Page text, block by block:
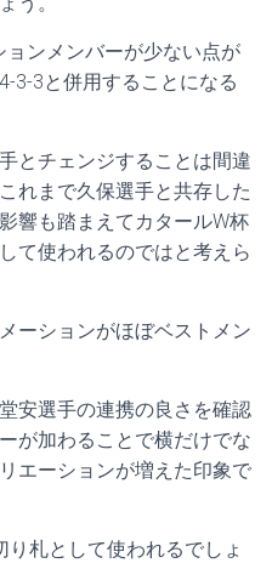
ョンメンバーが少ない点が
3-3と併用することになる
とチェンジすることは間違
れまで久保選手と共存した
響も踏まえてカタールW杯
て使われるのではと考えら
ーションがほぼベストメン
安選手の連携の良さを確認
が加わることで横だけでな
エーションが増えた印象で
札として使われるでしょ